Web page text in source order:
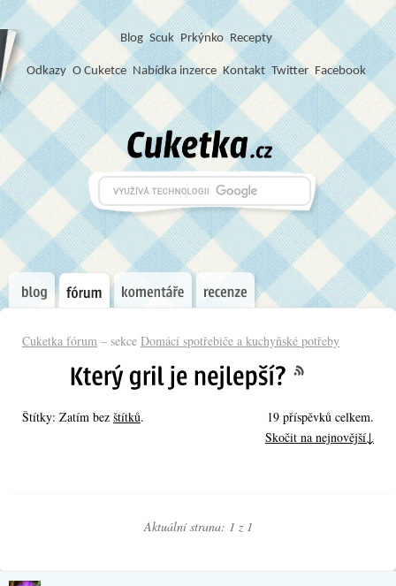
Blog Scuk Prkýnko Recepty
Odkazy O Cuketce Nabídka inzerce Kontakt Twitter Facebook
Cuketka fórum – sekce Domácí spotřebiče a kuchyňské potřeby
Štítky: Zatím bez štítků.
19 příspěvků celkem.
Skočit na nejnovější↓
Aktuální strana: 1 z 1